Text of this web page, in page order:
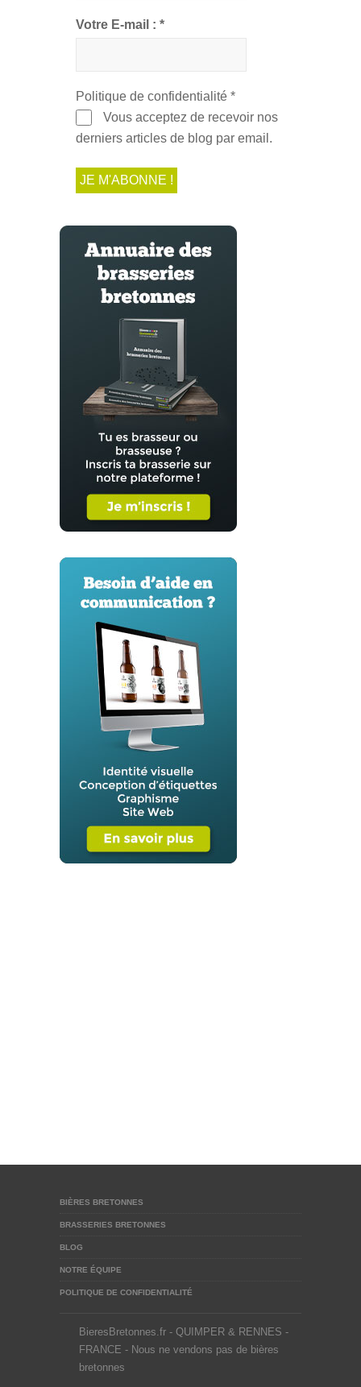
Votre E-mail : *
Politique de confidentialité *
Vous acceptez de recevoir nos
derniers articles de blog par email.
BIÈRES BRETONNES
BRASSERIES BRETONNES
BLOG
NOTRE ÉQUIPE
POLITIQUE DE CONFIDENTIALITÉ
BieresBretonnes.fr - QUIMPER & RENNES -
FRANCE - Nous ne vendons pas de bières
bretonnes